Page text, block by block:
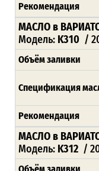
Рекомендация
МАСЛО в
Модель: K310 /
Объём заливки
Спецификация
Рекомендация
МАСЛО в
Модель: K312 /